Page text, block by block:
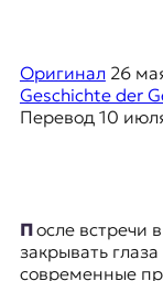
р
е
в
к
о
н
Оригинал 26
Geschichte der
Перевод 10
После встречи
закрывать
современные